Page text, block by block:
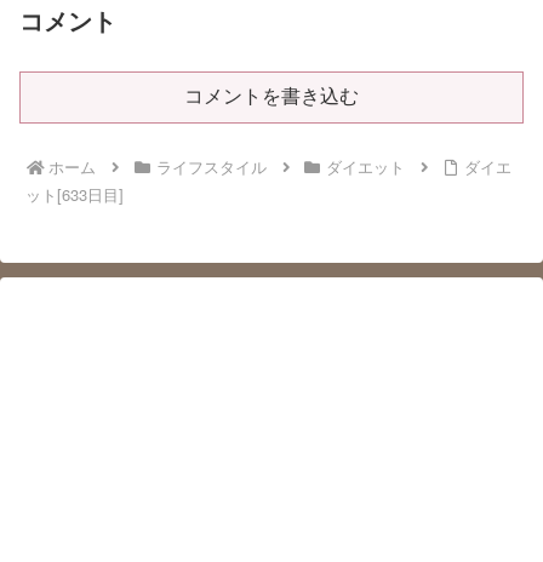
コメント
コメントを書き込む
ホーム ライフスタイル ダイエット
ダイエ
ット[633日目]